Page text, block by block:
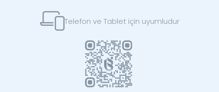
Telefon ve Tablet için uyumludur